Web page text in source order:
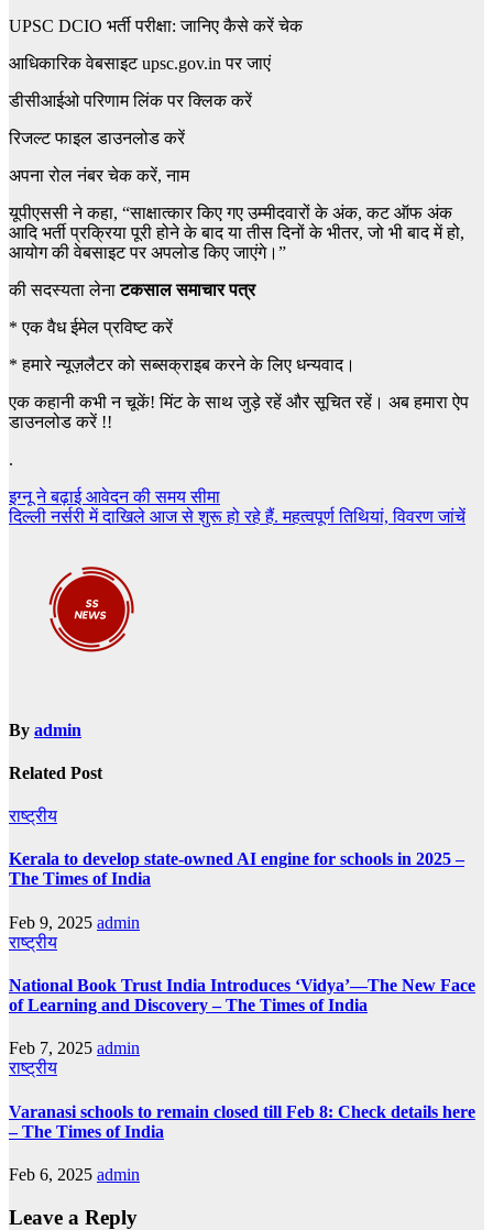
UPSC DCIO भर्ती परीक्षा: जानिए कैसे करें चेक
आधिकारिक वेबसाइट upsc.gov.in पर जाएं
डीसीआईओ परिणाम लिंक पर क्लिक करें
रिजल्ट फाइल डाउनलोड करें
अपना रोल नंबर चेक करें, नाम
यूपीएससी ने कहा, “साक्षात्कार किए गए उम्मीदवारों के अंक, कट ऑफ अंक
आदि भर्ती प्रक्रिया पूरी होने के बाद या तीस दिनों के भीतर, जो भी बाद में हो,
आयोग की वेबसाइट पर अपलोड किए जाएंगे।”
की सदस्यता लेनाटकसाल समाचार पत्र
* एक वैध ईमेल प्रविष्ट करें
* हमारे न्यूज़लैटर को सब्सक्राइब करने के लिए धन्यवाद।
एक कहानी कभी न चूकें! मिंट के साथ जुड़े रहें और सूचित रहें। अब हमारा ऐप
डाउनलोड करें !!
.
Post
navigation
​​​​इग्नू ने बढ़ाई आवेदन की समय सीमा
दिल्ली नर्सरी में दाखिले आज से शुरू हो रहे हैं. महत्वपूर्ण तिथियां, विवरण जांचें
By admin
Related Post
राष्ट्रीय
Kerala to develop state-owned AI engine for schools in 2025 –
The Times of India
Feb 9, 2025 admin
राष्ट्रीय
National Book Trust India Introduces ‘Vidya’—The New Face
of Learning and Discovery – The Times of India
Feb 7, 2025 admin
राष्ट्रीय
Varanasi schools to remain closed till Feb 8: Check details here
– The Times of India
Feb 6, 2025 admin
Leave a Reply